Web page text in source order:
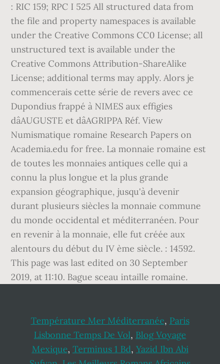
: RIC 159; RPC I 525 All structured data from
the file and property namespaces is available
under the Creative Commons CC0 License; all
unstructured text is available under the
Creative Commons Attribution-ShareAlike
License; additional terms may apply. Alors je
commencerais cette série de revers avec ce
Dupondius frappé à NIMES aux effigies
dâAUGUSTE et dâAGRIPPA Réf. View
Numismatique romaine Research Papers on
Academia.edu for free. La monnaie romaine est
de toutes les monnaies antiques celle qui a
connu la plus longue et la plus grande
expansion géographique, jusqu'à devenir
durant plusieurs siècles la monnaie commune
du monde occidental et méditerranéen. Pour
en revenir à la monnaie, elle fut créée aux
alentours du début du IV ème siècle. : 14592.
This page was last edited on 30 September
2019, at 11:10. Bague sceau intaille romaine.
Température Mer Méditerranée, Paris
Lisbonne Temps De Vol, Blog Voyage
Mexique, Terminus 1 Bd, Yazid Ibn Abi